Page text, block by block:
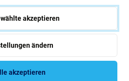
Als Aftermarket verkaufte
wie das Original
um eine Kopie des Originals.
Ersatzteil kann (in seltenen
akzeptieren
ändern
akzeptieren